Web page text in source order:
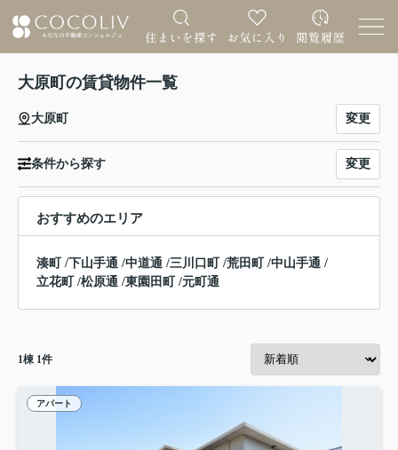
大原町の賃貸物件一覧
大原町 変更
条件から探す 変更
おすすめのエリア
湊町/下山手通 /中道通 /三川口町/荒田町/中山手通 /
立花町/松原通 /東園田町/元町通
1棟 1件
アパート